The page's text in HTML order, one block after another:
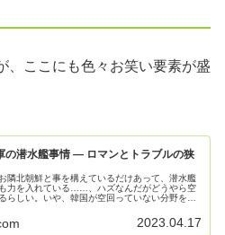
、ここにも色々お笑い要素が盛
の潜水艦事情 ― ロマンとトラブルの狭
隣北朝鮮と事を構えているだけあって、潜水艦
力を入れている……、ハズなんだがどうやら空
らしい。いや、韓国が空回っていない分野を探
2023.04.17